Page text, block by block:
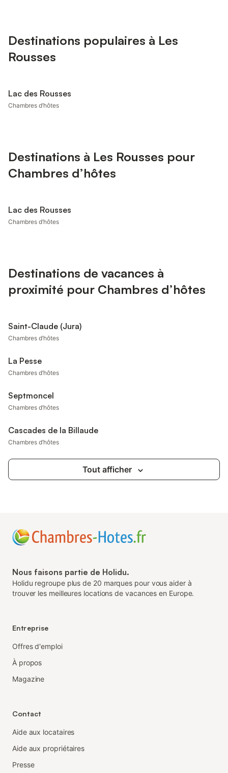
Destinations populaires à Les
Rousses
Lac des Rousses
Chambres d’hôtes
Destinations à Les Rousses pour
Chambres d’hôtes
Lac des Rousses
Chambres d’hôtes
Destinations de vacances à
proximité pour Chambres d’hôtes
Saint-Claude (Jura)
Chambres d’hôtes
La Pesse
Chambres d’hôtes
Septmoncel
Chambres d’hôtes
Cascades de la Billaude
Chambres d’hôtes
Tout afficher
Nous faisons partie de Holidu.
Holidu regroupe plus de 20 marques pour vous aider à
trouver les meilleures locations de vacances en Europe.
Entreprise
Offres d'emploi
À propos
Magazine
Contact
Aide aux locataires
Aide aux propriétaires
Presse